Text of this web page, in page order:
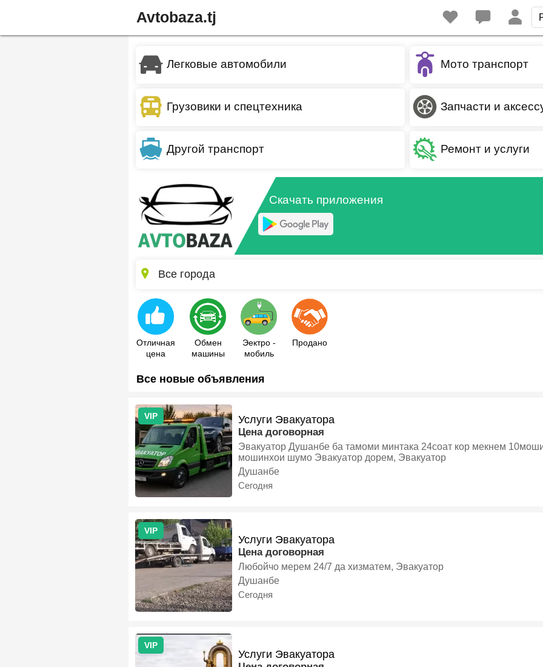
Avtobaza.tj
Легковые автомобили Мото транспорт
Грузовики и спецтехника Запчасти и
Другой транспорт Ремонт и услуги
Скачать приложения
Все города
Отличная
цена
Обмен
машины
Эектро -
мобиль
Продано
Все новые объявления
VIP Услуги Эвакуатора
Цена договорная
Эвакуатор Душанбе ба тамоми минтака 24соат кор мекнем
мошинхои шумо Эвакуатор дорем, Эвакуатор
Душанбе
Сегодня
VIP
Услуги Эвакуатора
Цена договорная
Любойчо мерем 24/7 да хизматем, Эвакуатор
Душанбе
Сегодня
VIP
Услуги Эвакуатора